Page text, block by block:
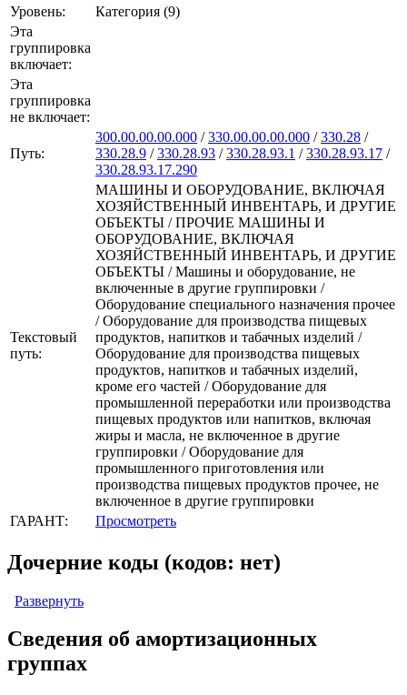
Уровень:
Категория (9)
Эта
группировка
включает:
Эта
группировка
не включает:
Путь:
300.00.00.00.000 /330.00.00.00.000 /330.28 /
330.28.9 /330.28.93 /330.28.93.1 /330.28.93.17 /
330.28.93.17.290
Текстовый
путь:
МАШИНЫ И ОБОРУДОВАНИЕ, ВКЛЮЧАЯ
ХОЗЯЙСТВЕННЫЙ ИНВЕНТАРЬ, И ДРУГИЕ
ОБЪЕКТЫ / ПРОЧИЕ МАШИНЫ И
ОБОРУДОВАНИЕ, ВКЛЮЧАЯ
ХОЗЯЙСТВЕННЫЙ ИНВЕНТАРЬ, И ДРУГИЕ
ОБЪЕКТЫ / Машины и оборудование, не
включенные в другие группировки /
Оборудование специального назначения прочее
/ Оборудование для производства пищевых
продуктов, напитков и табачных изделий /
Оборудование для производства пищевых
продуктов, напитков и табачных изделий,
кроме его частей / Оборудование для
промышленной переработки или производства
пищевых продуктов или напитков, включая
жиры и масла, не включенное в другие
группировки / Оборудование для
промышленного приготовления или
производства пищевых продуктов прочее, не
включенное в другие группировки
ГАРАНТ:
Просмотреть
Дочерние коды (кодов: нет)
Развернуть
Сведения об амортизационных
группах